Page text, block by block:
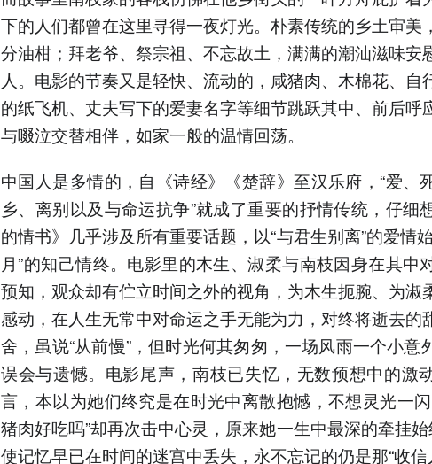
下的人们都曾在这里寻得一夜灯光。朴素传统的乡土审美
分油柑；拜老爷、祭宗祖、不忘故土，满满的潮汕滋味安
人。电影的节奏又是轻快、流动的，咸猪肉、木棉花、自
的纸飞机、丈夫写下的爱妻名字等细节跳跃其中、前后呼
与啜泣交替相伴，如家一般的温情回荡。
中国人是多情的，自《诗经》《楚辞》至汉乐府，“爱、
乡、离别以及与命运抗争”就成了重要的抒情传统，仔细
的情书》几乎涉及所有重要话题，以“与君生别离”的爱情
月”的知己情终。电影里的木生、淑柔与南枝因身在其中
预知，观众却有伫立时间之外的视角，为木生扼腕、为淑
感动，在人生无常中对命运之手无能为力，对终将逝去的
舍，虽说“从前慢”，但时光何其匆匆，一场风雨一个小意
误会与遗憾。电影尾声，南枝已失忆，无数预想中的激
言，本以为她们终究是在时光中离散抱憾，不想灵光一
猪肉好吃吗”却再次击中心灵，原来她一生中最深的牵挂始
使记忆早已在时间的迷宫中丢失，永不忘记的仍是那“收信